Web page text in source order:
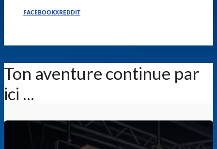
FACEBOOKXREDDIT
Ton aventure continue par
ici ...